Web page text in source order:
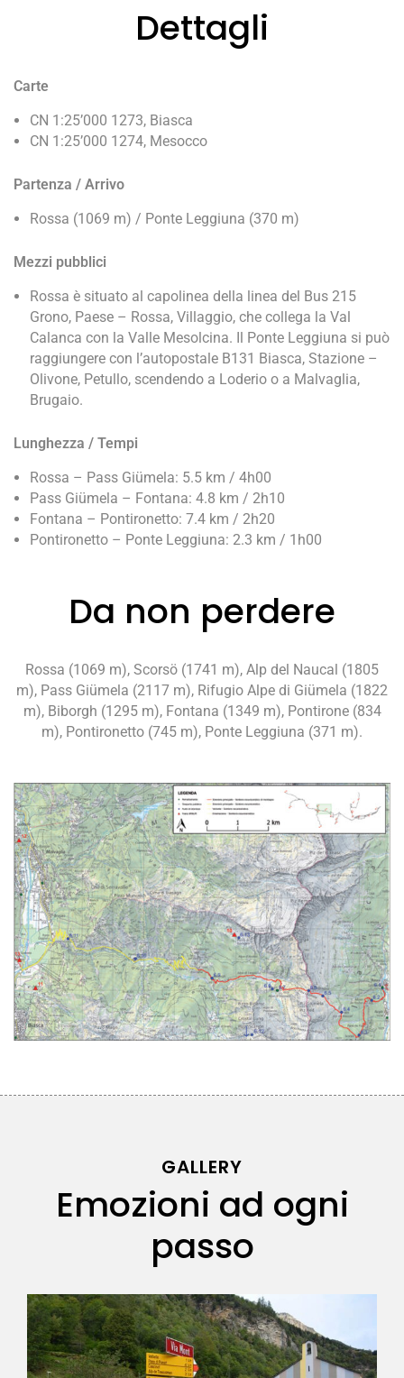
Dettagli
Carte
CN 1:25’000 1273, Biasca
CN 1:25’000 1274, Mesocco
Partenza / Arrivo
Rossa (1069 m) / Ponte Leggiuna (370 m)
Mezzi pubblici
Rossa è situato al capolinea della linea del Bus 215
Grono, Paese – Rossa, Villaggio, che collega la Val
Calanca con la Valle Mesolcina. Il Ponte Leggiuna si può
raggiungere con l’autopostale B131 Biasca, Stazione –
Olivone, Petullo, scendendo a Loderio o a Malvaglia,
Brugaio.
Lunghezza / Tempi
Rossa – Pass Giümela: 5.5 km / 4h00
Pass Giümela – Fontana: 4.8 km / 2h10
Fontana – Pontironetto: 7.4 km / 2h20
Pontironetto – Ponte Leggiuna: 2.3 km / 1h00
Da non perdere
Rossa (1069 m), Scorsö (1741 m), Alp del Naucal (1805
m), Pass Giümela (2117 m), Rifugio Alpe di Giümela (1822
m), Biborgh (1295 m), Fontana (1349 m), Pontirone (834
m), Pontironetto (745 m), Ponte Leggiuna (371 m).
GALLERY
Emozioni ad ogni
passo